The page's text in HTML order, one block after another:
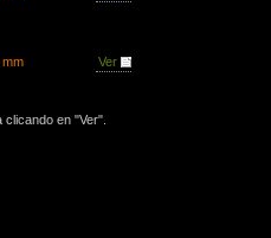
en "Ver".
mm Ver